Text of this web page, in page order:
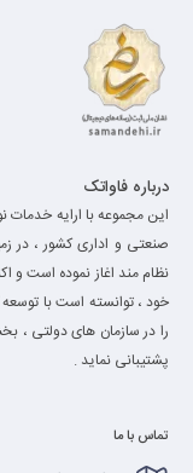
درباره فاواتک
این مجموعه با ارایه خدمات
صنعتی و اداری کشور ، در
نظام مند اغاز نموده است و
خود ، توانسته است با
را در سازمان های دولتی ،
پشتیبانی نماید .
تماس با ما